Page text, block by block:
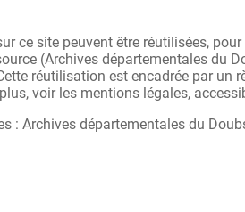
ce site peuvent être réutilisées,
(Archives départementales du
réutilisation est encadrée par un
voir les mentions légales,
: Archives départementales du